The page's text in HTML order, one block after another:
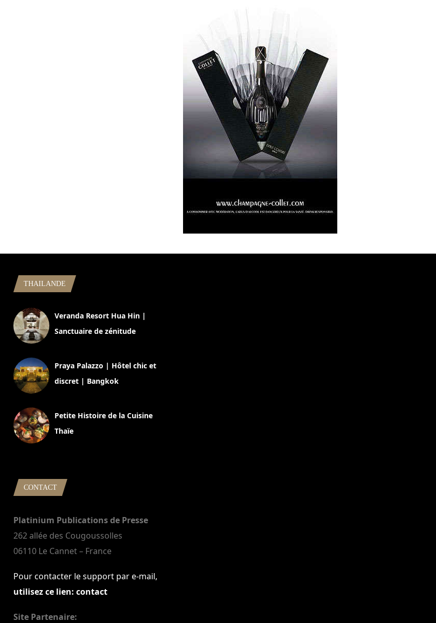
THAILANDE
Veranda Resort Hua Hin |
Sanctuaire de zénitude
Praya Palazzo | Hôtel chic et
discret | Bangkok
Petite Histoire de la Cuisine
Thaïe
CONTACT
Platinium Publications de Presse
262 allée des Cougoussolles
06110 Le Cannet – France
Pour contacter le support par e-mail,
utilisez ce lien: contact
Site Partenaire: